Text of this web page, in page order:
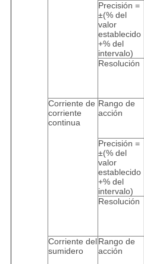
Precisión =
±(% del
valor
establecido
+% del
intervalo)
Resolución
Corriente de
corriente
continua
Rango de
acción
Precisión =
±(% del
valor
establecido
+% del
intervalo)
Resolución
Corriente del
sumidero
Rango de
acción